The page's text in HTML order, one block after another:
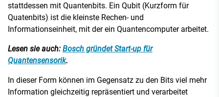
stattdessen mit Quantenbits. Ein Qubit (Kurzform für
Quatenbits) ist die kleinste Rechen- und
Informationseinheit, mit der ein Quantencomputer arbeitet.
Lesen sie auch: Bosch gründet Start-up für
Quantensensorik.
In dieser Form können im Gegensatz zu den Bits viel mehr
Information gleichzeitig repräsentiert und verarbeitet